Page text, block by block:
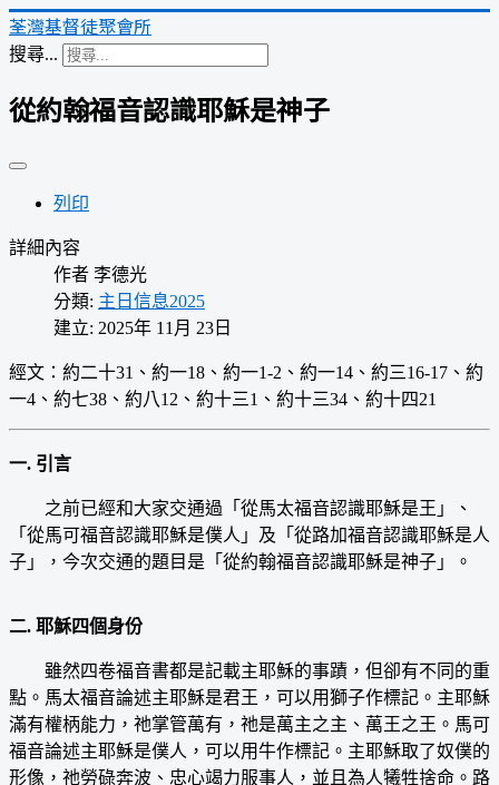
荃灣基督徒聚會所
搜尋...
從約翰福音認識耶穌是神子
列印
詳細內容
作者 李德光
分類: 主日信息2025
建立: 2025年 11月 23日
經文：約二十31、約一18、約一1-2、約一14、約三16-17、約
一4、約七38、約八12、約十三1、約十三34、約十四21
一. 引言
之前已經和大家交通過「從馬太福音認識耶穌是王」、
「從馬可福音認識耶穌是僕人」及「從路加福音認識耶穌是人
子」，今次交通的題目是「從約翰福音認識耶穌是神子」。
二. 耶穌四個身份
雖然四卷福音書都是記載主耶穌的事蹟，但卻有不同的重
點。馬太福音論述主耶穌是君王，可以用獅子作標記。主耶穌
滿有權柄能力，祂掌管萬有，祂是萬主之主、萬王之王。馬可
福音論述主耶穌是僕人，可以用牛作標記。主耶穌取了奴僕的
形像，祂勞碌奔波、忠心竭力服事人，並且為人犧牲捨命。路